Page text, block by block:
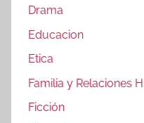
Drama
Educacion
Etica
Familia y Relaciones
Ficción